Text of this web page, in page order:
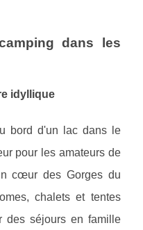
dans les
idyllique
bord d'un lac dans le
pour les amateurs de
cœur des Gorges du
chalets et tentes
des séjours en famille